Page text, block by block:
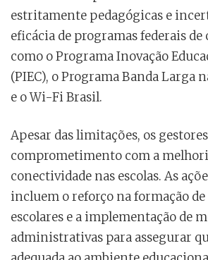
estritamente pedagógicas e
eficácia de programas federais de
como o Programa Inovação
(PIEC), o Programa Banda Larga
e o Wi-Fi Brasil.
Apesar das limitações, os
comprometimento com a
conectividade nas escolas. As
incluem o reforço na formação de
escolares e a implementação de
administrativas para assegurar